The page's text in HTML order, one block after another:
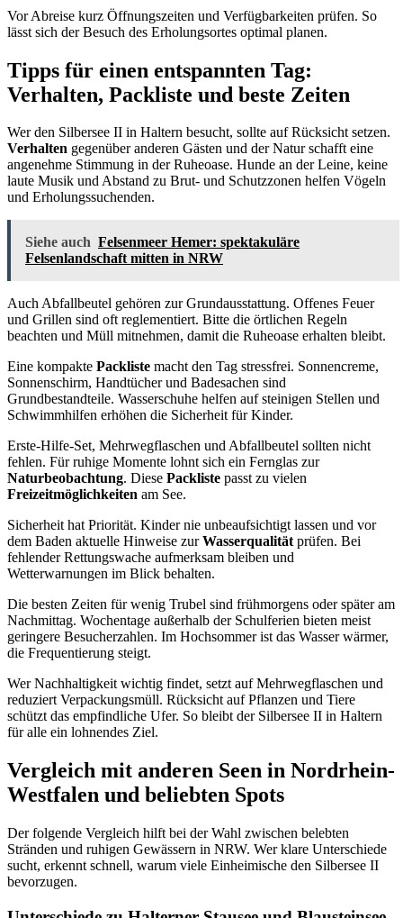
Vor Abreise kurz Öffnungszeiten und Verfügbarkeiten prüfen. So
lässt sich der Besuch des Erholungsortes optimal planen.
Tipps für einen entspannten Tag:
Verhalten, Packliste und beste Zeiten
Wer den Silbersee II in Haltern besucht, sollte auf Rücksicht setzen.
Verhalten gegenüber anderen Gästen und der Natur schafft eine
angenehme Stimmung in der Ruheoase. Hunde an der Leine, keine
laute Musik und Abstand zu Brut- und Schutzzonen helfen Vögeln
und Erholungssuchenden.
Siehe auch Felsenmeer Hemer: spektakuläre
Felsenlandschaft mitten in NRW
Auch Abfallbeutel gehören zur Grundausstattung. Offenes Feuer
und Grillen sind oft reglementiert. Bitte die örtlichen Regeln
beachten und Müll mitnehmen, damit die Ruheoase erhalten bleibt.
Eine kompakte Packliste macht den Tag stressfrei. Sonnencreme,
Sonnenschirm, Handtücher und Badesachen sind
Grundbestandteile. Wasserschuhe helfen auf steinigen Stellen und
Schwimmhilfen erhöhen die Sicherheit für Kinder.
Erste-Hilfe-Set, Mehrwegflaschen und Abfallbeutel sollten nicht
fehlen. Für ruhige Momente lohnt sich ein Fernglas zur
Naturbeobachtung. Diese Packliste passt zu vielen
Freizeitmöglichkeiten am See.
Sicherheit hat Priorität. Kinder nie unbeaufsichtigt lassen und vor
dem Baden aktuelle Hinweise zurWasserqualitätprüfen. Bei
fehlender Rettungswache aufmerksam bleiben und
Wetterwarnungen im Blick behalten.
Die besten Zeiten für wenig Trubel sind frühmorgens oder später am
Nachmittag. Wochentage außerhalb der Schulferien bieten meist
geringere Besucherzahlen. Im Hochsommer ist das Wasser wärmer,
die Frequentierung steigt.
Wer Nachhaltigkeit wichtig findet, setzt auf Mehrwegflaschen und
reduziert Verpackungsmüll. Rücksicht auf Pflanzen und Tiere
schützt das empfindliche Ufer. So bleibt der Silbersee II in Haltern
für alle ein lohnendes Ziel.
Vergleich mit anderen Seen in Nordrhein-
Westfalen und beliebten Spots
Der folgende Vergleich hilft bei der Wahl zwischen belebten
Stränden und ruhigen Gewässern in NRW. Wer klare Unterschiede
sucht, erkennt schnell, warum viele Einheimische den Silbersee II
bevorzugen.